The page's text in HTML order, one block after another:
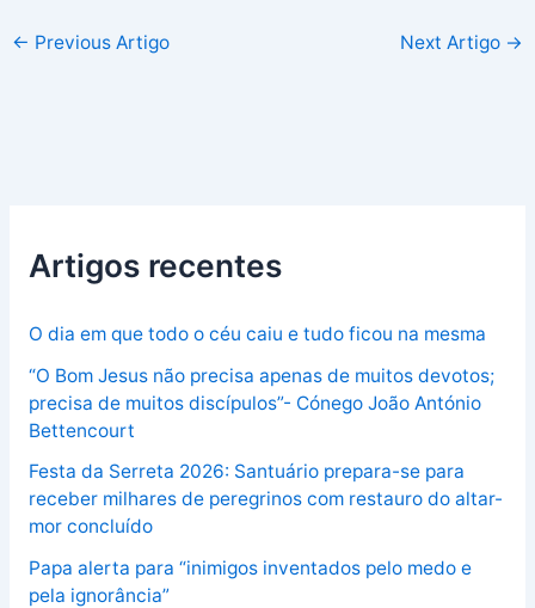
← Previous Artigo Next Artigo →
Artigos recentes
O dia em que todo o céu caiu e tudo ficou na mesma
“O Bom Jesus não precisa apenas de muitos devotos;
precisa de muitos discípulos”- Cónego João António
Bettencourt
Festa da Serreta 2026: Santuário prepara-se para
receber milhares de peregrinos com restauro do altar-
mor concluído
Papa alerta para “inimigos inventados pelo medo e
pela ignorância”